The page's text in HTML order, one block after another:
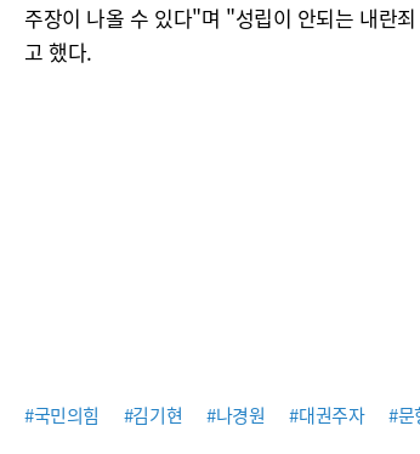
주장이 나올 수 있다"며 "성립이 안되는 내란
고 했다.
#국민의힘 #김기현 #나경원 #대권주자 #문